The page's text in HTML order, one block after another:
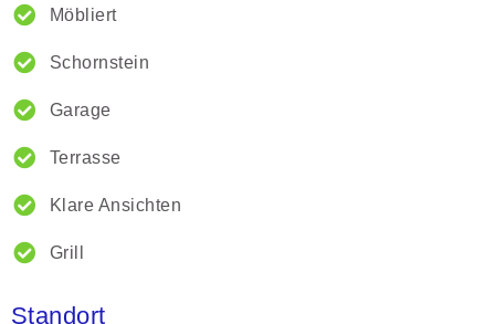
Möbliert
Schornstein
Garage
Terrasse
Klare Ansichten
Grill
Standort